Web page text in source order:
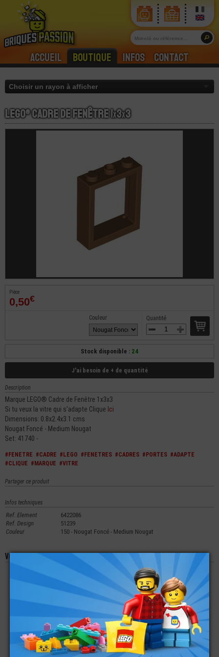
Accueil Boutique Infos Contact
LEGO® Cadre de Fenêtre 1x3x3
Pièce
0,50€
Quantité
Couleur
Stock disponible : 24
J'ai besoin de + de quantité
Description
Marque LEGO® Cadre de Fenêtre 1x3x3
Si tu veux la vitre qui s'adapte Clique Ici
Dimensions: 0.8x2.4x3.1 cms
Nougat Foncé - Medium Nougat
Set: 41740 -
#FENETRE #CADRE #LEGO #FENETRES #CADRES #PORTES #ADAPTE
#CLIQUE #MARQUE #VITRE
Partager ce produit
Infos techniques
Ref. Element
6422086
Ref. Design
51239
Couleur
150 - Nougat Foncé - Medium Nougat
Vous aimerez aussi les produits suivants
LEGO® CLOISON
3X6X6 DISNEY
1,15€
LEGO® PORTE 1X4X6
2,90€
LEGO® ACCESSOIRE
VÉHICULE JANTE
15X16 MM
0,28€